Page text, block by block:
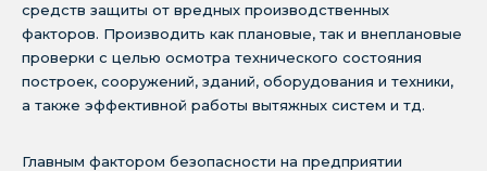
средств защиты от вредных производственных
факторов. Производить как плановые, так и внеплановые
проверки с целью осмотра технического состояния
построек, сооружений, зданий, оборудования и техники,
а также эффективной работы вытяжных систем и тд.
Главным фактором безопасности на предприятии